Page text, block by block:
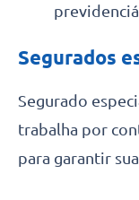
Segurados
Segurado
trabalha por
para garantir